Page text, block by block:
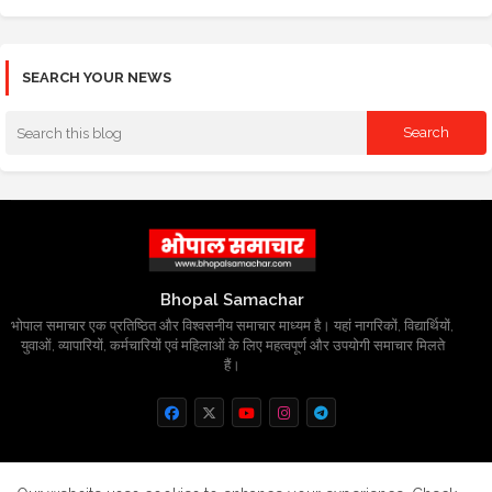
SEARCH YOUR NEWS
Bhopal Samachar
भोपाल समाचार एक प्रतिष्ठित और विश्वसनीय समाचार माध्यम है। यहां नागरिकों, विद्यार्थियों,
युवाओं, व्यापारियों, कर्मचारियों एवं महिलाओं के लिए महत्वपूर्ण और उपयोगी समाचार मिलते
हैं।